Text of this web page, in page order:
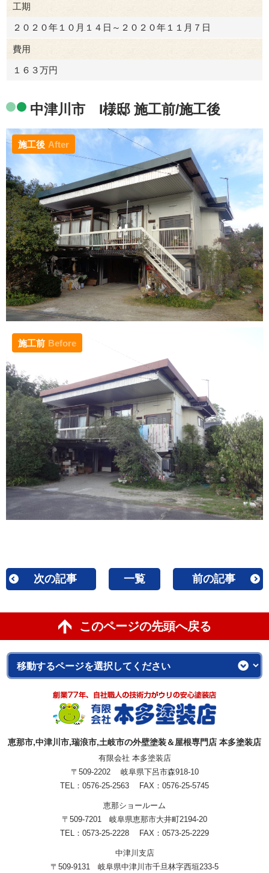
工期
２０２０年１０月１４日～２０２０年１１月７日
費用
１６３万円
中津川市 I様邸 施工前/施工後
施工後 After
施工前 Before
次の記事 一覧 前の記事
このページの先頭へ戻る
恵那市,中津川市,瑞浪市,土岐市の外壁塗装＆屋根専門店 本多塗装店
有限会社 本多塗装店
〒509-2202 岐阜県下呂市森918-10
TEL：0576-25-2563 FAX：0576-25-5745
恵那ショールーム
〒509-7201 岐阜県恵那市大井町2194-20
TEL：0573-25-2228 FAX：0573-25-2229
中津川支店
〒509-9131 岐阜県中津川市千旦林字西垣233-5